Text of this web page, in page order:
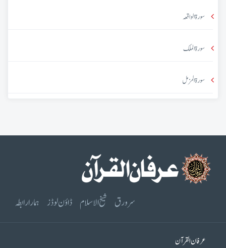
سورۃ الواقعہ
سورۃ الملک
سورۃ المزمل
سرورق شیخ الاسلام ڈاؤن لوڈز ہمارا رابطہ
عرفان القرآن